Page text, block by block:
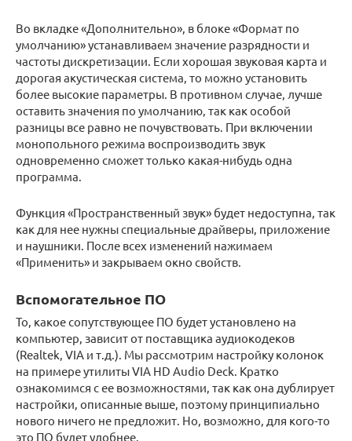
Во вкладке «Дополнительно», в блоке «Формат по
умолчанию» устанавливаем значение разрядности и
частоты дискретизации. Если хорошая звуковая карта и
дорогая акустическая система, то можно установить
более высокие параметры. В противном случае, лучше
оставить значения по умолчанию, так как особой
разницы все равно не почувствовать. При включении
монопольного режима воспроизводить звук
одновременно сможет только какая-нибудь одна
программа.
Функция «Пространственный звук» будет недоступна, так
как для нее нужны специальные драйверы, приложение
и наушники. После всех изменений нажимаем
«Применить» и закрываем окно свойств.
Вспомогательное ПО
То, какое сопутствующее ПО будет установлено на
компьютер, зависит от поставщика аудиокодеков
(Realtek, VIA и т.д.). Мы рассмотрим настройку колонок
на примере утилиты VIA HD Audio Deck. Кратко
ознакомимся с ее возможностями, так как она дублирует
настройки, описанные выше, поэтому принципиально
нового ничего не предложит. Но, возможно, для кого-то
это ПО будет удобнее.